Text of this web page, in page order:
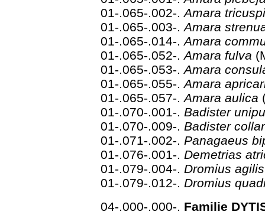
01-.065-.002-.Amara
01-.065-.003-.Amara
01-.065-.014-.Amara
01-.065-.052-.Amara fulva
01-.065-.053-.Amara
01-.065-.055-.Amara
01-.065-.057-.Amara aulica
01-.070-.001-. Badister
01-.070-.009-. Badister
01-.071-.002-. Panagaeus
01-.076-.001-. Demetrias
01-.079-.004-. Dromius
01-.079-.012-. Dromius
04-.000-.000-. Familie